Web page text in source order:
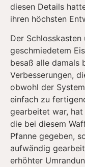
diesen Details
ihren höchsten
Der
geschmiedetem
besaß alle damals
Verbesserungen,
obwohl der
einfach zu
gearbeitet war,
die bei diesem
Pfanne gegeben,
aufwändig
erhöhter